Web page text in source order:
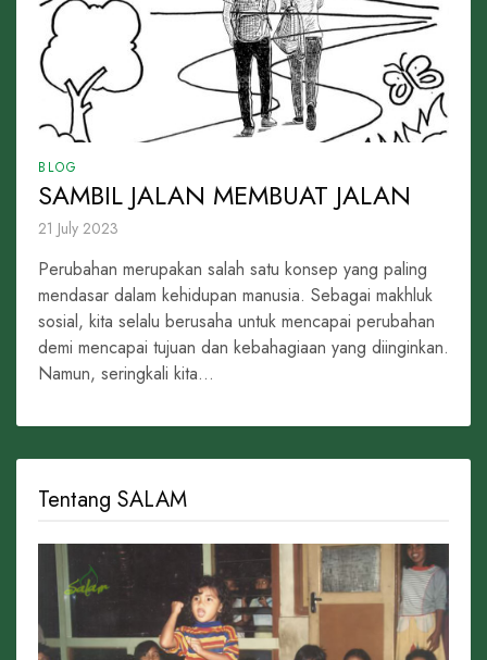
BLOG
SAMBIL JALAN MEMBUAT JALAN
21 July 2023
Perubahan merupakan salah satu konsep yang paling
mendasar dalam kehidupan manusia. Sebagai makhluk
sosial, kita selalu berusaha untuk mencapai perubahan
demi mencapai tujuan dan kebahagiaan yang diinginkan.
Namun, seringkali kita...
Tentang SALAM